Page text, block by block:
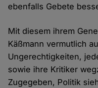
ebenfalls Gebete
Mit diesem ihrem
Käßmann vermutlich
Ungerechtigkeiten,
sowie ihre Kritiker
Zugegeben, Politik